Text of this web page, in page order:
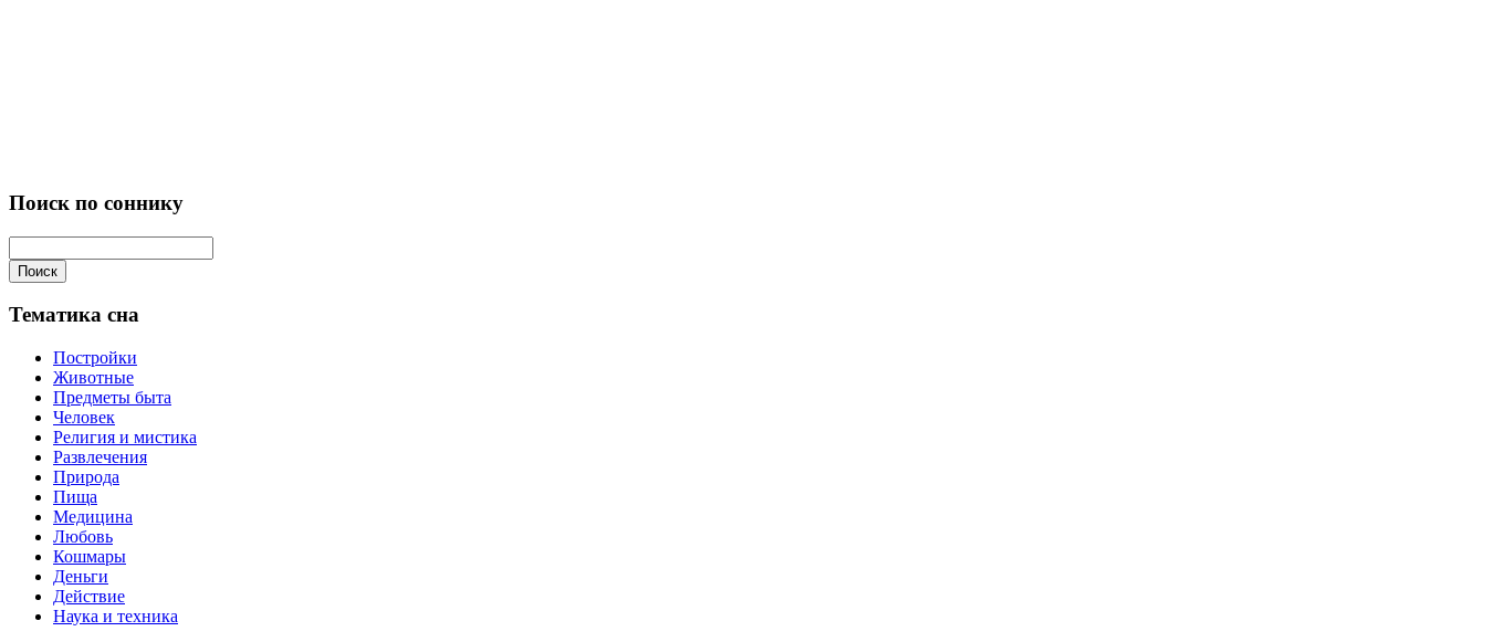
Поиск по соннику
Поиск
Тематика сна
Постройки
Животные
Предметы быта
Человек
Религия и мистика
Развлечения
Природа
Пища
Медицина
Любовь
Кошмары
Деньги
Действие
Наука и техника